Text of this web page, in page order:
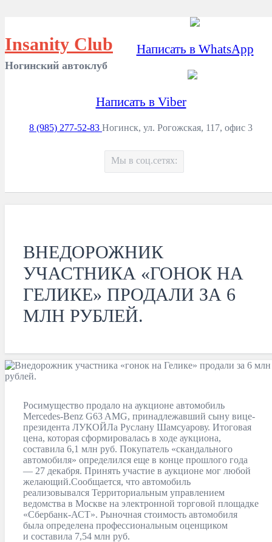
Insanity Club
Ногинский автоклуб
Написать в WhatsApp
Написать в Viber
8 (985) 277-52-83 Ногинск, ул. Рогожская, 117, офис 3
Мы в соц.сетях:
ВНЕДОРОЖНИК
УЧАСТНИКА «ГОНОК НА
ГЕЛИКЕ» ПРОДАЛИ ЗА 6
МЛН РУБЛЕЙ.
Росимущество продало на аукционе автомобиль
Mercedes-Benz G63 AMG, принадлежавший сыну вице-
президента ЛУКОЙЛа Руслану Шамсуарову. Итоговая
цена, которая сформировалась в ходе аукциона,
составила 6,1 млн руб. Покупатель «скандального
автомобиля» определился еще в конце прошлого года
— 27 декабря. Принять участие в аукционе мог любой
желающий.Сообщается, что автомобиль
реализовывался Территориальным управлением
ведомства в Москве на электронной торговой площадке
«Сбербанк-АСТ». Рыночная стоимость автомобиля
была определена профессиональным оценщиком
и составила 7,54 млн руб.